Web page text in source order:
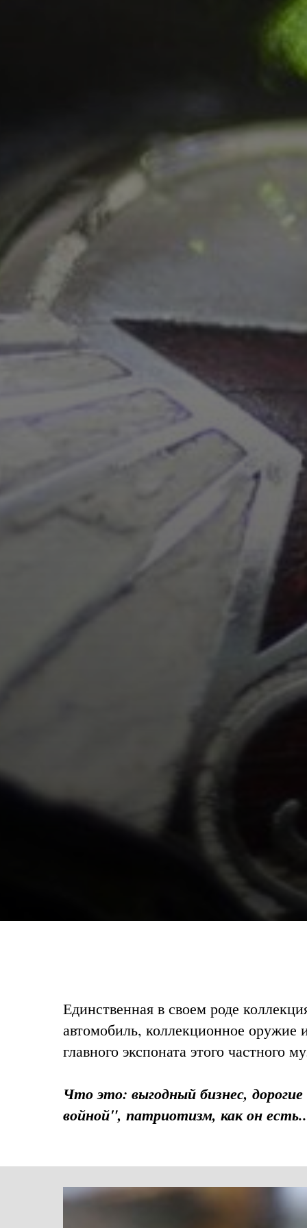
Единственная в своем роде
автомобиль, коллекционное
главного экспоната этого частного
Что это: выгодный бизнес,
войной", патриотизм, как он